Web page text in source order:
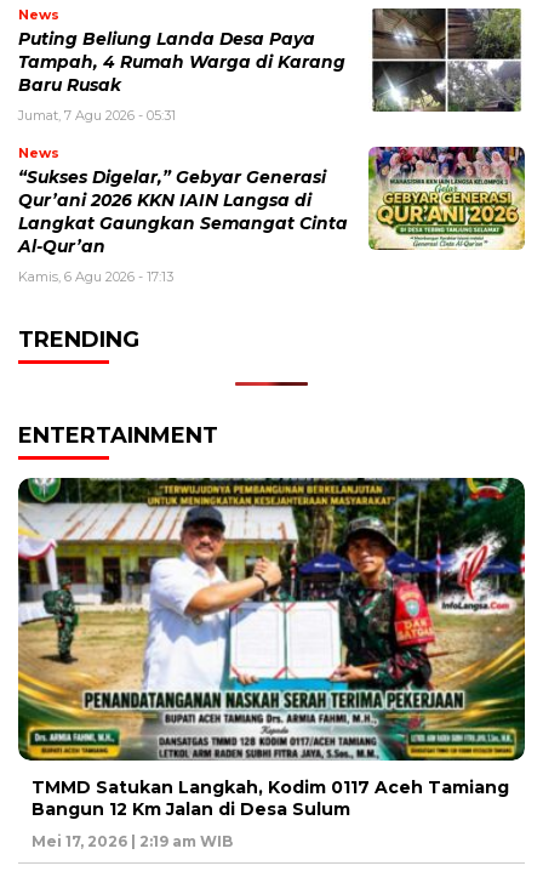
News
Puting Beliung Landa Desa Paya
Tampah, 4 Rumah Warga di Karang
Baru Rusak
Jumat, 7 Agu 2026 - 05:31
News
“Sukses Digelar,” Gebyar Generasi
Qur’ani 2026 KKN IAIN Langsa di
Langkat Gaungkan Semangat Cinta
Al-Qur’an
Kamis, 6 Agu 2026 - 17:13
TRENDING
ENTERTAINMENT
TMMD Satukan Langkah, Kodim 0117 Aceh Tamiang
Bangun 12 Km Jalan di Desa Sulum
Mei 17, 2026 | 2:19 am WIB